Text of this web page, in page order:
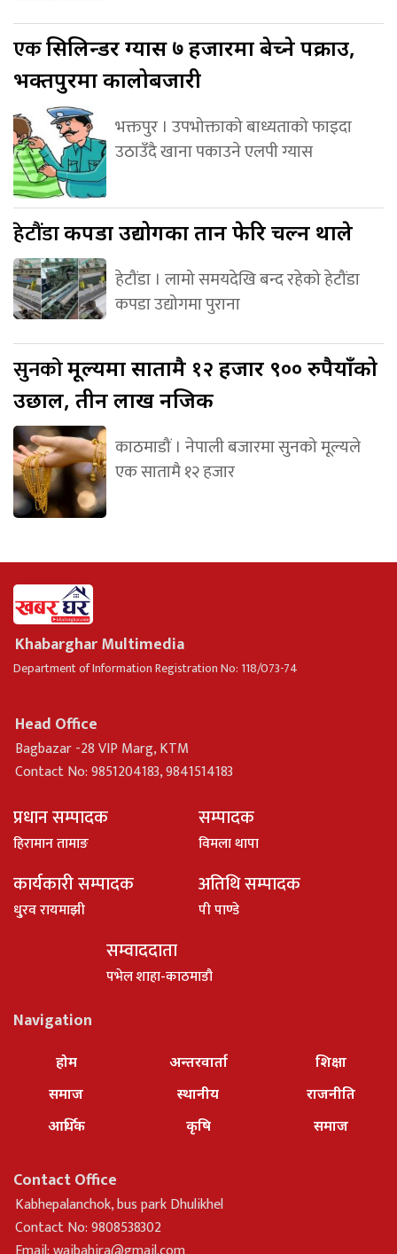
एकसिलिन्डर ग्यास ७ हजारमा बेच्ने पक्राउ,
भक्तपुरमा कालोबजारी
भक्तपुर । उपभोक्ताको बाध्यताको फाइदा
उठाउँदै खाना पकाउने एलपी ग्यास
हेटौंडाकपडा उद्योगका तान फेरि चल्न थाले
हेटौंडा । लामो समयदेखि बन्द रहेको हेटौंडा
कपडा उद्योगमा पुराना
सुनकोमूल्यमा सातामै १२ हजार ९०० रुपैयाँको
उछाल, तीन लाख नजिक
काठमाडौं । नेपाली बजारमा सुनको मूल्यले
एक सातामै १२ हजार
Khabarghar Multimedia
Department of Information Registration No: 118/073-74
Head Office
Bagbazar -28 VIP Marg, KTM
Contact No: 9851204183, 9841514183
प्रधान सम्पादक
हिरामान तामाङ
सम्पादक
विमला थापा
कार्यकारी सम्पादक
धु्रव रायमाझी
अतिथि सम्पादक
पी पाण्डे
सम्वाददाता
पभेल शाहा-काठमाडौ
Navigation
होम
समाज
आर्थिक
अन्तरवार्ता
स्थानीय
कृषि
शिक्षा
राजनीति
समाज
Contact Office
Kabhepalanchok, bus park Dhulikhel
Contact No: 9808538302